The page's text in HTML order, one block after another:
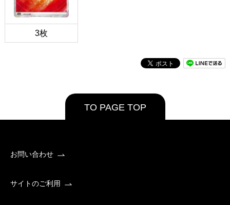
3枚
TO PAGE TOP
お問い合わせ
サイトのご利用